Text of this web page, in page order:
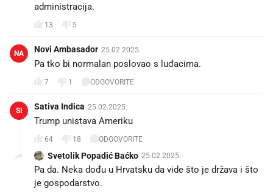
administracija.
13 5
NA Novi Ambasador 25.02.2025.
Pa tko bi normalan poslovao s luđacima.
7 1 ODGOVORITE
SI Sativa Indica 25.02.2025.
Trump unistava Ameriku
64 18 ODGOVORITE
Svetolik Popadić Baćko 25.02.2025.
Pa da. Neka dođu u Hrvatsku da vide što je država i što
je gospodarstvo.